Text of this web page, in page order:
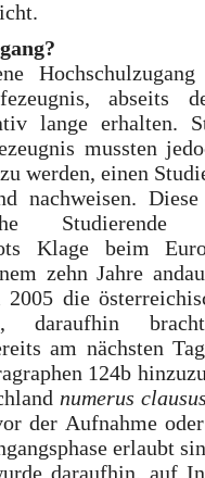
abseits
lange erhalten.
mussten
werden, einen
nachweisen.
Klage beim
zehn Jahre
die
daraufhin
am nächsten
124b
numerus
der Aufnahme
erlaubt
daraufhin, auf